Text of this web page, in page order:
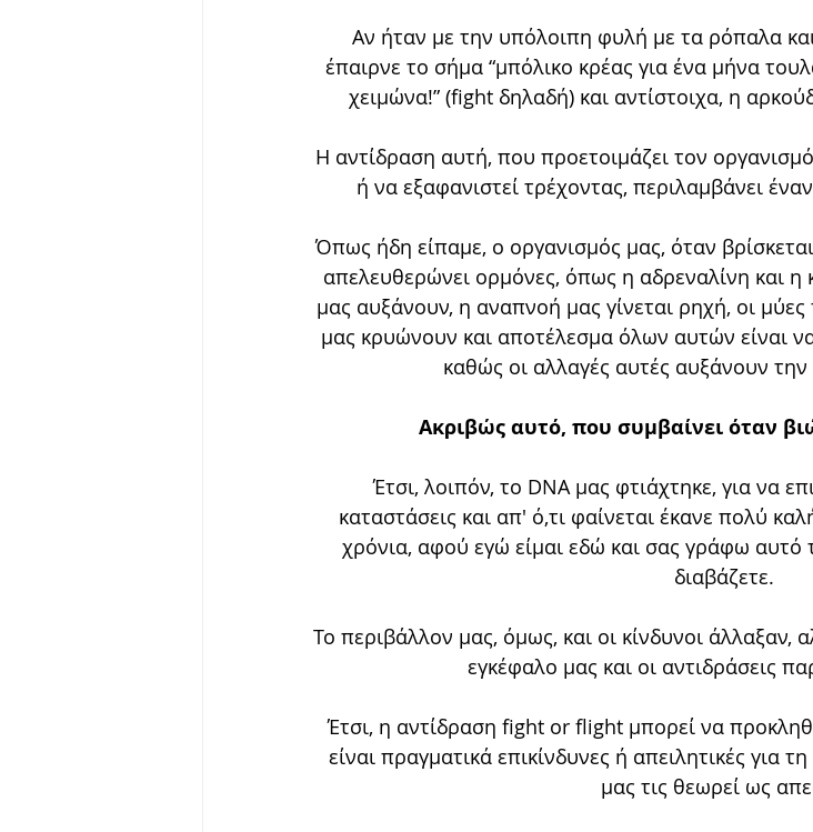
Αν ήταν με την υπόλοιπη φυλή με τα ρόπαλα
έπαιρνε το σήμα “μπόλικο κρέας για ένα μήνα
χειμώνα!” (fight δηλαδή) και αντίστοιχα, η
Η αντίδραση αυτή, που προετοιμάζει τον
ή να εξαφανιστεί τρέχοντας, περιλαμβάνει
Όπως ήδη είπαμε, ο οργανισμός μας, όταν
απελευθερώνει ορμόνες, όπως η αδρεναλίνη και η
μας αυξάνουν, η αναπνοή μας γίνεται ρηχή, οι
μας κρυώνουν και αποτέλεσμα όλων αυτών είναι
καθώς οι αλλαγές αυτές αυξάνουν
Ακριβώς αυτό, που συμβαίνει όταν
Έτσι, λοιπόν, το DNA μας φτιάχτηκε, για να
καταστάσεις και απ' ό,τι φαίνεται έκανε πολύ
χρόνια, αφού εγώ είμαι εδώ και σας γράφω αυτό
διαβάζετε.
Το περιβάλλον μας, όμως, και οι κίνδυνοι άλλαξαν,
εγκέφαλο μας και οι αντιδράσεις
Έτσι, η αντίδραση fight or flight μπορεί να
είναι πραγματικά επικίνδυνες ή απειλητικές για
μας τις θεωρεί ως